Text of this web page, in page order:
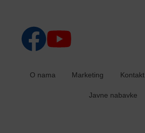
O nama Marketing Kontakt
Javne nabavke